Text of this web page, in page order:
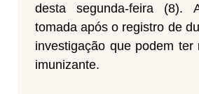
desta segunda-feira (8).
tomada após o registro de
investigação que podem ter
imunizante.